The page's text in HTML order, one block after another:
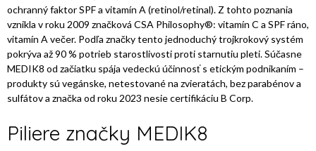
ochranný faktor SPF a vitamín A (retinol/retinal). Z tohto poznania
vznikla v roku 2009 značková CSA Philosophy®: vitamín C a SPF ráno,
vitamín A večer. Podľa značky tento jednoduchý trojkrokový systém
pokrýva až 90 % potrieb starostlivosti proti starnutiu pleti. Súčasne
MEDIK8 od začiatku spája vedeckú účinnosť s etickým podnikaním –
produkty sú vegánske, netestované na zvieratách, bez parabénov a
sulfátov a značka od roku 2023 nesie certifikáciu B Corp.
Piliere značky MEDIK8